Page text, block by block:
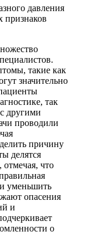
давления
признаков
такие как
значительно
так
другими
проводили
причину
делятся
что
уменьшить
опасения
и
о